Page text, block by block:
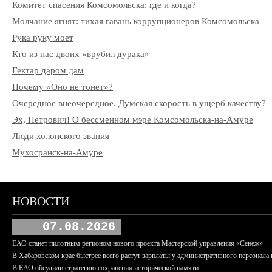
Комитет спасения Комсомольска: где и когда?
Молчание ягнят: тихая гавань коррупционеров Комсомольска
Рука руку моет
Кто из нас двоих «врубил дурака»
Гектар даром дам
Почему «Оно не тонет»?
Очередное внеочередное. Думская скорость в ущерб качеству?
Эх, Петрович! О бессменном мэре Комсомольска-на-Амуре
Люди холопского звания
Мухосранск-на-Амуре
НОВОСТИ
07.08.2026
ЕАО станет пилотным регионом нового проекта Мастерской управления «Сенеж»
В Хабаровском крае быстрее всего растут зарплаты у административного персонала
В ЕАО обсудили стратегию сохранения исторической памяти